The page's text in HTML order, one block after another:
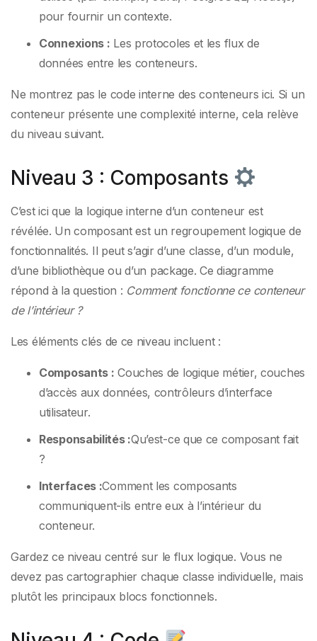
pour fournir un contexte.
Connexions : Les protocoles et les flux de
données entre les conteneurs.
Ne montrez pas le code interne des conteneurs ici. Si un
conteneur présente une complexité interne, cela relève
du niveau suivant.
Niveau 3 : Composants
C’est ici que la logique interne d’un conteneur est
révélée. Un composant est un regroupement logique de
fonctionnalités. Il peut s’agir d’une classe, d’un module,
d’une bibliothèque ou d’un package. Ce diagramme
répond à la question : Comment fonctionne ce conteneur
de l’intérieur ?
Les éléments clés de ce niveau incluent :
Composants : Couches de logique métier, couches
d’accès aux données, contrôleurs d’interface
utilisateur.
Responsabilités :Qu’est-ce que ce composant fait
?
Interfaces :Comment les composants
communiquent-ils entre eux à l’intérieur du
conteneur.
Gardez ce niveau centré sur le flux logique. Vous ne
devez pas cartographier chaque classe individuelle, mais
plutôt les principaux blocs fonctionnels.